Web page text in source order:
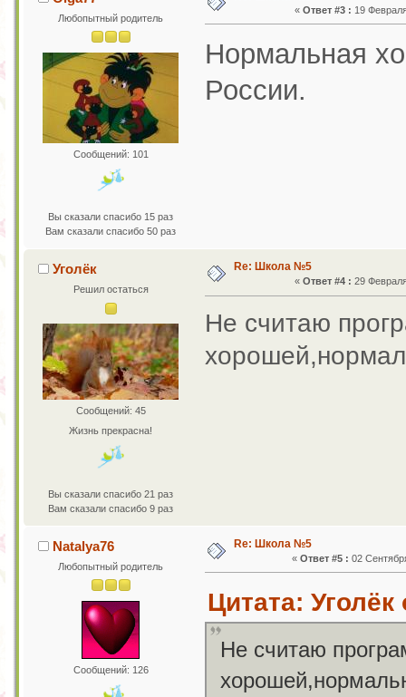
Любопытный родитель
Сообщений: 101
Вы сказали спасибо 15 раз
Вам сказали спасибо 50 раз
« Ответ #3 : 19
Нормальная
России.
Уголёк
Решил остаться
Сообщений: 45
Жизнь прекрасна!
Вы сказали спасибо 21 раз
Вам сказали спасибо 9 раз
Re: Школа №5
« Ответ #4 : 29
Не считаю
Natalya76
Любопытный родитель
Сообщений: 126
Re: Школа №5
«Ответ #5 : 02
Цитата:
Не считаю